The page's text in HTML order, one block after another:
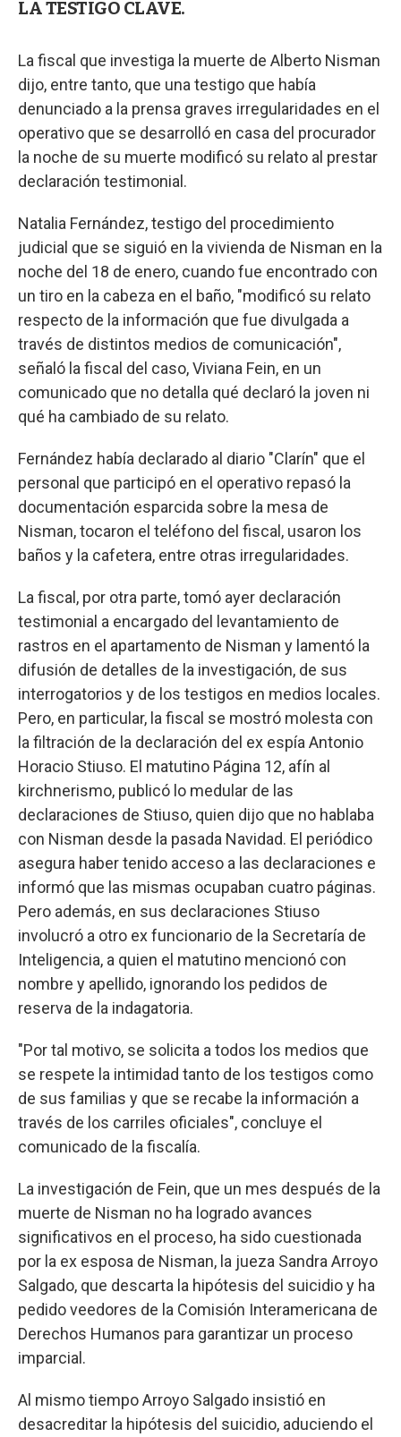
LA TESTIGO CLAVE.
La fiscal que investiga la muerte de Alberto Nisman
dijo, entre tanto, que una testigo que había
denunciado a la prensa graves irregularidades en el
operativo que se desarrolló en casa del procurador
la noche de su muerte modificó su relato al prestar
declaración testimonial.
Natalia Fernández, testigo del procedimiento
judicial que se siguió en la vivienda de Nisman en la
noche del 18 de enero, cuando fue encontrado con
un tiro en la cabeza en el baño, "modificó su relato
respecto de la información que fue divulgada a
través de distintos medios de comunicación",
señaló la fiscal del caso, Viviana Fein, en un
comunicado que no detalla qué declaró la joven ni
qué ha cambiado de su relato.
Fernández había declarado al diario "Clarín" que el
personal que participó en el operativo repasó la
documentación esparcida sobre la mesa de
Nisman, tocaron el teléfono del fiscal, usaron los
baños y la cafetera, entre otras irregularidades.
La fiscal, por otra parte, tomó ayer declaración
testimonial a encargado del levantamiento de
rastros en el apartamento de Nisman y lamentó la
difusión de detalles de la investigación, de sus
interrogatorios y de los testigos en medios locales.
Pero, en particular, la fiscal se mostró molesta con
la filtración de la declaración del ex espía Antonio
Horacio Stiuso. El matutino Página 12, afín al
kirchnerismo, publicó lo medular de las
declaraciones de Stiuso, quien dijo que no hablaba
con Nisman desde la pasada Navidad. El periódico
asegura haber tenido acceso a las declaraciones e
informó que las mismas ocupaban cuatro páginas.
Pero además, en sus declaraciones Stiuso
involucró a otro ex funcionario de la Secretaría de
Inteligencia, a quien el matutino mencionó con
nombre y apellido, ignorando los pedidos de
reserva de la indagatoria.
"Por tal motivo, se solicita a todos los medios que
se respete la intimidad tanto de los testigos como
de sus familias y que se recabe la información a
través de los carriles oficiales", concluye el
comunicado de la fiscalía.
La investigación de Fein, que un mes después de la
muerte de Nisman no ha logrado avances
significativos en el proceso, ha sido cuestionada
por la ex esposa de Nisman, la jueza Sandra Arroyo
Salgado, que descarta la hipótesis del suicidio y ha
pedido veedores de la Comisión Interamericana de
Derechos Humanos para garantizar un proceso
imparcial.
Al mismo tiempo Arroyo Salgado insistió en
desacreditar la hipótesis del suicidio, aduciendo el